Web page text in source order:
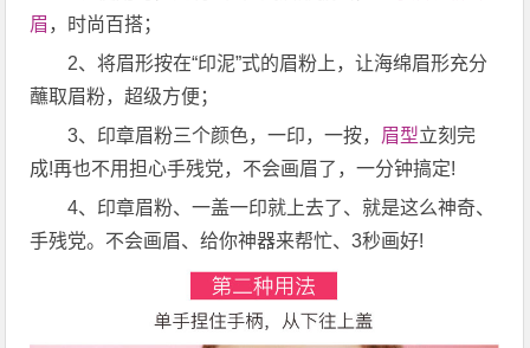
眉 ，时尚百搭；
2、将眉形按在“印泥”式的眉粉上，让海绵眉形充分
蘸取眉粉，超级方便；
3、印章眉粉三个颜色，一印，一按， 眉型立刻完
成!再也不用担心手残党，不会画眉了，一分钟搞定!
4、印章眉粉、一盖一印就上去了、就是这么神奇、
手残党。不会画眉、给你神器来帮忙、3秒画好!